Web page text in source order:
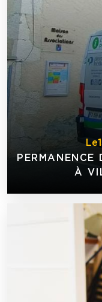
Le
PERMANENCE
À